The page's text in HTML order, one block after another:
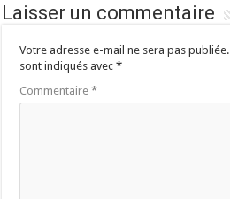
Laisser un commentaire
Votre adresse e-mail ne sera pas publiée.
sont indiqués avec*
Commentaire*